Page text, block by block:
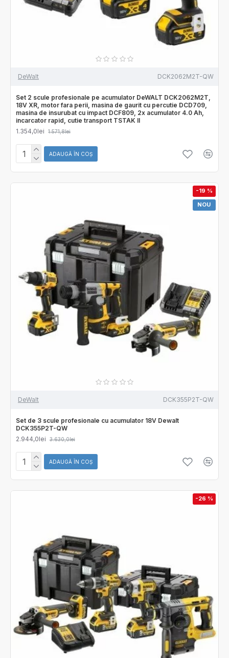
DeWalt DCK2062M2T-QW
Set 2 scule profesionale pe acumulator DeWALT DCK2062M2T,
18V XR, motor fara perii, masina de gaurit cu percutie DCD709,
masina de insurubat cu impact DCF809, 2x acumulator 4.0 Ah,
incarcator rapid, cutie transport TSTAK II
1.354,0lei
1.571,8lei
ADAUGĂ ÎN COŞ
NOU
-19 %
DeWalt DCK355P2T-QW
Set de 3 scule profesionale cu acumulator 18V Dewalt
DCK355P2T-QW
2.944,0lei
3.630,0lei
ADAUGĂ ÎN COŞ
-26 %